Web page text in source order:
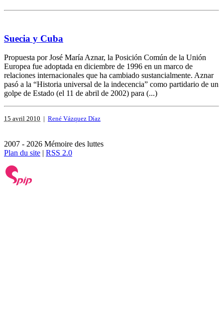
Suecia y Cuba
Propuesta por José María Aznar, la Posición Común de la Unión
Europea fue adoptada en diciembre de 1996 en un marco de
relaciones internacionales que ha cambiado sustancialmente. Aznar
pasó a la “Historia universal de la indecencia” como partidario de un
golpe de Estado (el 11 de abril de 2002) para (...)
15 avril 2010 | René Vázquez Díaz
2007 - 2026 Mémoire des luttes
Plan du site | RSS 2.0